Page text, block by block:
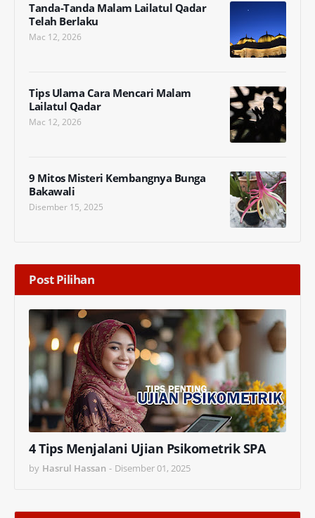
Tanda-Tanda Malam Lailatul Qadar
Telah Berlaku
Mac 12, 2026
Tips Ulama Cara Mencari Malam
Lailatul Qadar
Mac 12, 2026
9 Mitos Misteri Kembangnya Bunga
Bakawali
Disember 15, 2025
Post Pilihan
4 Tips Menjalani Ujian Psikometrik SPA
by Hasrul Hassan - Disember 01, 2025